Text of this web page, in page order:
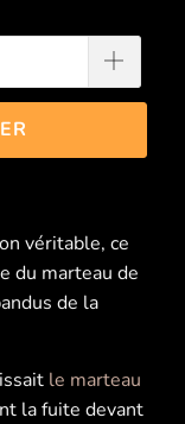
véritable, ce
du marteau de
de la
le marteau
la fuite devant